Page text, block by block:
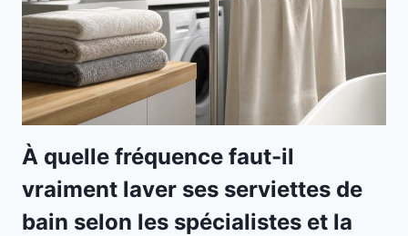
À quelle fréquence faut-il
vraiment laver ses serviettes de
bain selon les spécialistes et la